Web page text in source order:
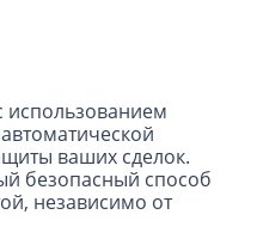
использованием
ваших сделок.
безопасный способ
независимо от